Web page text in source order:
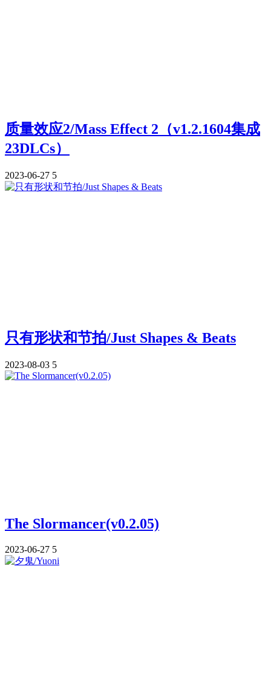
质量效应2/Mass Effect 2（v1.2.1604集成
23DLCs）
2023-06-27 5
只有形状和节拍/Just Shapes & Beats
2023-08-03 5
The Slormancer(v0.2.05)
2023-06-27 5